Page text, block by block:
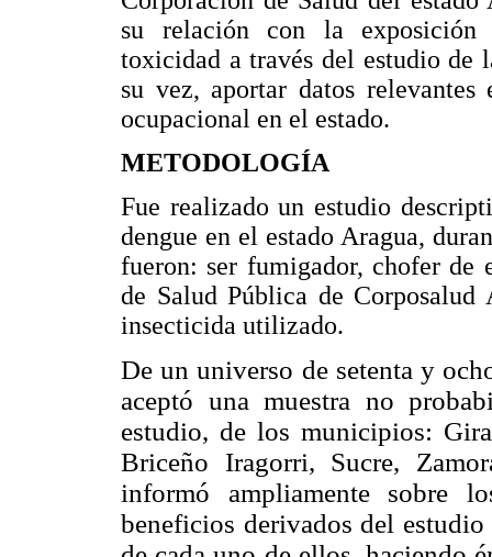
su relación con la exposición
toxicidad a través del estudio de
su vez, aportar datos
ocupacional en el estado.
METODOLOGÍA
Fue realizado un estudio
dengue en el estado Aragua,
fueron: ser fumigador, chofer de
de Salud Pública de
insecticida utilizado.
De un universo de setenta y
aceptó una muestra no
estudio, de los municipios:
Briceño Iragorri, Sucre,
informó ampliamente sobre
beneficios derivados del